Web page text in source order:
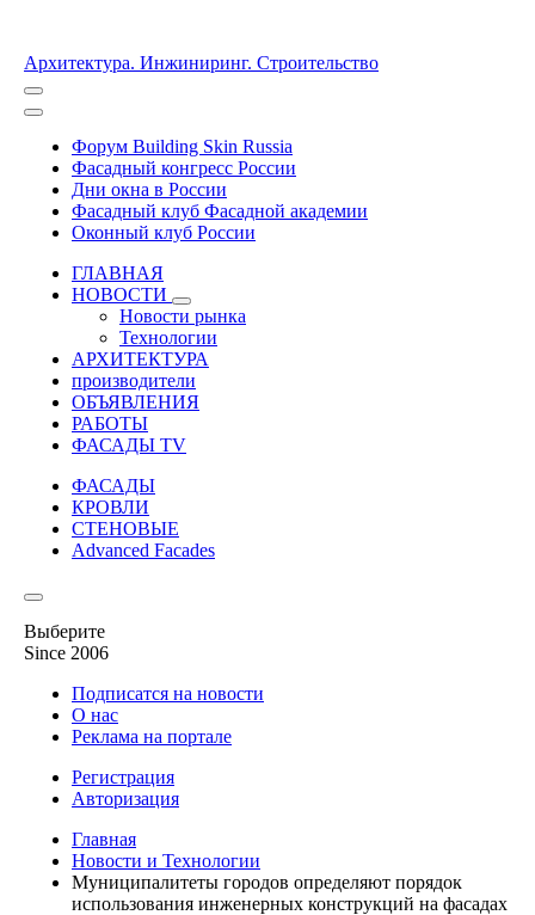
Архитектура. Инжиниринг. Строительство
Форум Building Skin Russia
Фасадный конгресс России
Дни окна в России
Фасадный клуб Фасадной академии
Оконный клуб России
ГЛАВНАЯ
НОВОСТИ
Новости рынка
Технологии
АРХИТЕКТУРА
производители
ОБЪЯВЛЕНИЯ
РАБОТЫ
ФАСАДЫ TV
ФАСАДЫ
КРОВЛИ
СТЕНОВЫЕ
Advanced Facades
Выберите
Since 2006
Подписатся на новости
О нас
Реклама на портале
Регистрация
Авторизация
Главная
Новости и Технологии
Муниципалитеты городов определяют порядок
использования инженерных конструкций на фасадах